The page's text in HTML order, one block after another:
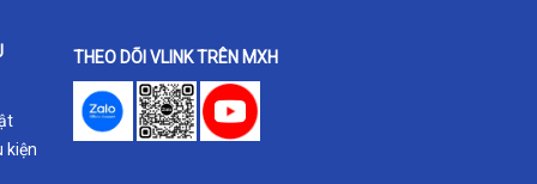
kiện
THEO DÕI VLINK TRÊN MXH